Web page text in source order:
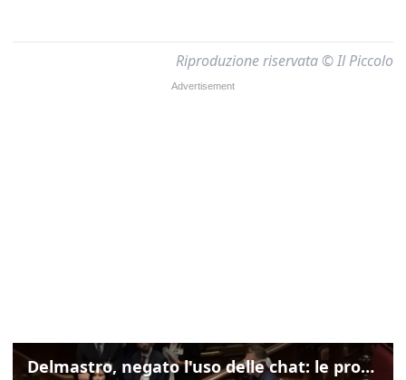
Riproduzione riservata © Il Piccolo
Delmastro, negato l'uso delle chat: le proteste di Avs e M5s